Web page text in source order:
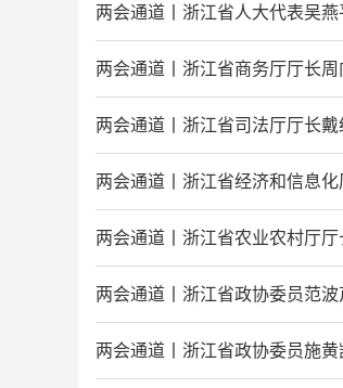
两会通道丨浙江省人大代表吴
两会通道丨浙江省商务厅厅长
两会通道丨浙江省司法厅厅长
两会通道丨浙江省经济和信息
两会通道丨浙江省农业农村厅
两会通道丨浙江省政协委员范
两会通道丨浙江省政协委员施